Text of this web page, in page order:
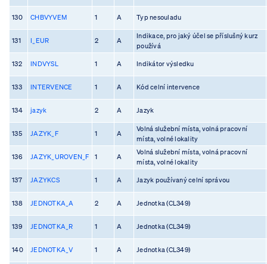
130 CHBVYVEM 1 A Typ nesouladu
131 I_EUR 2 A
Indikace, pro jaký účel se příslušný kurz
používá
132 INDVYSL 1 A Indikátor výsledku
133 INTERVENCE 1 A Kód celní intervence
134 jazyk 2 A Jazyk
135 JAZYK_F 1 A
Volná služební místa, volná pracovní
místa, volné lokality
136 JAZYK_UROVEN_F 1 A
Volná služební místa, volná pracovní
místa, volné lokality
137 JAZYKCS 1 A Jazyk používaný celní správou
138 JEDNOTKA_A 2 A Jednotka (CL349)
139 JEDNOTKA_R 1 A Jednotka (CL349)
140 JEDNOTKA_V 1 A Jednotka (CL349)